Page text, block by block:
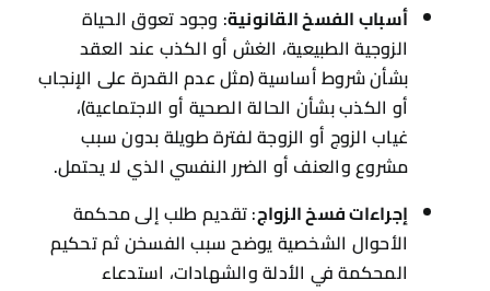
أسباب الفسخ القانونية: وجود تعوق الحياة
الزوجية الطبيعية، الغش أو الكذب عند العقد
بشأن شروط أساسية (مثل عدم القدرة على الإنجاب
أو الكذب بشأن الحالة الصحية أو الاجتماعية)،
غياب الزوج أو الزوجة لفترة طويلة بدون سبب
مشروع والعنف أو الضرر النفسي الذي لا يحتمل.
إجراءات فسخ الزواج: تقديم طلب إلى محكمة
الأحوال الشخصية يوضح سبب الفسخن ثم تحكيم
المحكمة في الأدلة والشهادات، استدعاء